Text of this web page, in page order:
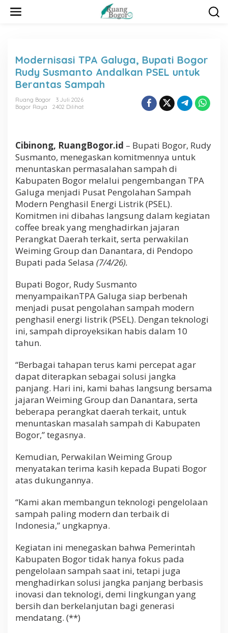
Modernisasi TPA Galuga, Bupati Bogor
Rudy Susmanto Andalkan PSEL untuk
Berantas Sampah
Ruang Bogor
3 Juli 2026
Bogor Raya
2402 Dilihat
Cibinong, RuangBogor.id – Bupati Bogor, Rudy
Susmanto, menegaskan komitmennya untuk
menuntaskan permasalahan sampah di
Kabupaten Bogor melalui pengembangan TPA
Galuga menjadi Pusat Pengolahan Sampah
Modern Penghasil Energi Listrik (PSEL).
Komitmen ini dibahas langsung dalam kegiatan
coffee break yang menghadirkan jajaran
Perangkat Daerah terkait, serta perwakilan
Weiming Group dan Danantara, di Pendopo
Bupati pada Selasa (7/4/26).
Bupati Bogor, Rudy Susmanto
menyampaikanTPA Galuga siap berbenah
menjadi pusat pengolahan sampah modern
penghasil energi listrik (PSEL). Dengan teknologi
ini, sampah diproyeksikan habis dalam 10
tahun.
“Berbagai tahapan terus kami percepat agar
dapat diterapkan sebagai solusi jangka
panjang. Hari ini, kami bahas langsung bersama
jajaran Weiming Group dan Danantara, serta
beberapa perangkat daerah terkait, untuk
menuntaskan masalah sampah di Kabupaten
Bogor,” tegasnya.
Kemudian, Perwakilan Weiming Group
menyatakan terima kasih kepada Bupati Bogor
atas dukungannya.
“Kami akan membangun teknologi pengelolaan
sampah paling modern dan terbaik di
Indonesia,” ungkapnya.
Kegiatan ini menegaskan bahwa Pemerintah
Kabupaten Bogor tidak hanya fokus pada
pengelolaan sampah saat ini, tetapi juga
menghadirkan solusi jangka panjang berbasis
inovasi dan teknologi, demi lingkungan yang
bersih dan berkelanjutan bagi generasi
mendatang. (**)